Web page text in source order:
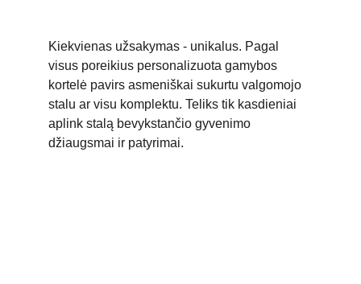
Kiekvienas užsakymas - unikalus. Pagal
visus poreikius personalizuota gamybos
kortelė pavirs asmeniškai sukurtu valgomojo
stalu ar visu komplektu. Teliks tik kasdieniai
aplink stalą bevykstančio gyvenimo
džiaugsmai ir patyrimai.